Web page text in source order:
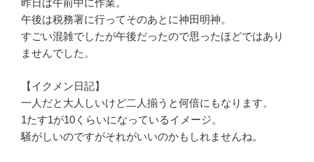
昨日は午前中に作業。
午後は税務署に行ってそのあとに神田明神。
すごい混雑でしたが午後だったので思ったほどではあり
ませんでした。
【イクメン日記】
一人だと大人しいけど二人揃うと何倍にもなります。
1たす1が10くらいになっているイメージ。
騒がしいのですがそれがいいのかもしれませんね。